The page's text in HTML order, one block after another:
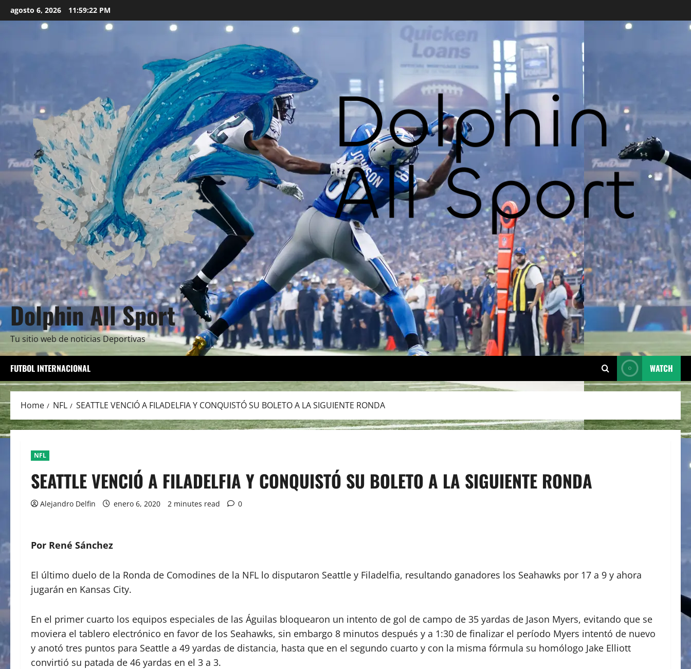
to
agosto 6, 2026 11:59:24 PM
Dolphin All Sport
Tu sitio web de noticias Deportivas
FUTBOL INTERNACIONAL WATCH
Home NFL SEATTLE VENCIÓ A FILADELFIA Y CONQUISTÓ SU BOLETO A LA SIGUIENTE RONDA
NFL
SEATTLE VENCIÓ A FILADELFIA Y CONQUISTÓ SU BOLETO A LA SIGUIENTE RONDA
Alejandro Delfin enero 6, 2020 2 minutes read 0
Por René Sánchez
El último duelo de la Ronda de Comodines de la NFL lo disputaron Seattle y Filadelfia, resultando ganadores los Seahawks por 17 a 9 y ahora
jugarán en Kansas City.
En el primer cuarto los equipos especiales de las Águilas bloquearon un intento de gol de campo de 35 yardas de Jason Myers, evitando que se
moviera el tablero electrónico en favor de los Seahawks, sin embargo 8 minutos después y a 1:30 de finalizar el período Myers intentó de nuevo
y anotó tres puntos para Seattle a 49 yardas de distancia, hasta que en el segundo cuarto y con la misma fórmula su homólogo Jake Elliott
convirtió su patada de 46 yardas en el 3 a 3.